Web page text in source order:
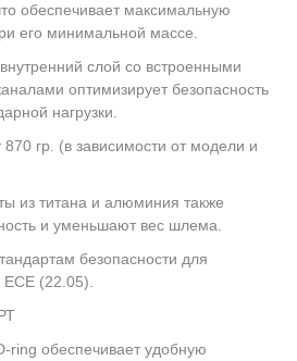
обеспечивает максимальную
его минимальной массе.
слой со встроенными
оптимизирует безопасность
нагрузки.
870 гр. (в зависимости от модели и
из титана и алюминия также
и уменьшают вес шлема.
безопасности для
(22.05).
ring обеспечивает удобную